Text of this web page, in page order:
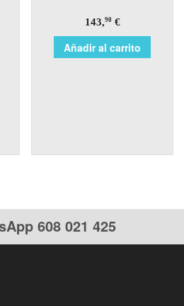
143,90€
Añadir al carrito
608 021 425